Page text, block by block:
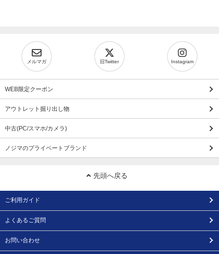
メルマガ 旧Twitter Instagram
WEB限定クーポン
アウトレット掘り出し物
中古(PC/スマホ/カメラ)
ノジマのプライベートブランド
先頭へ戻る
ご利用ガイド
よくあるご質問
お問い合わせ